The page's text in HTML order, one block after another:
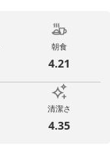
朝食
4.21
清潔さ
4.35